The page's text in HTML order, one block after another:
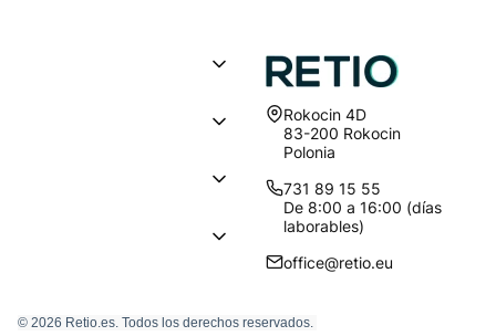
Dirección:
Rokocin 4D
83-200 Rokocin
Polonia
731 89 15 55
De 8:00 a 16:00 (días
laborables)
office@retio.eu
© 2026 Retio.es. Todos los derechos reservados.